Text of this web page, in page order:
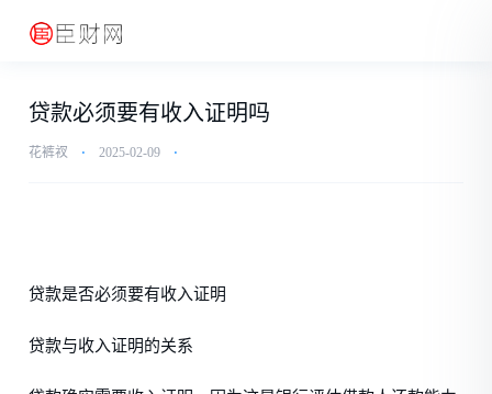
贷款必须要有收入证明吗
花裤衩 ⋅ 2025-02-09 ⋅
贷款是否必须要有收入证明
贷款与收入证明的关系